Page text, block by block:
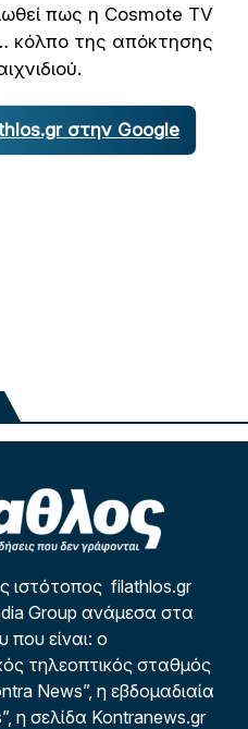
πως η Cosmote TV
κόλπο της απόκτησης
στην Google
ιστότοπος filathlos.gr
Group ανάμεσα στα
που είναι: ο
τηλεοπτικός σταθμός
News”, η εβδομαδιαία
η σελίδα Kontranews.gr